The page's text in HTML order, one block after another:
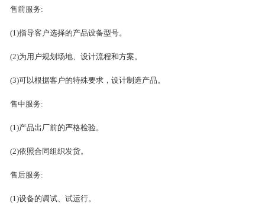
售前服务:
(1)指导客户选择的产品设备型号。
(2)为用户规划场地、设计流程和方案。
(3)可以根据客户的特殊要求，设计制造产品。
售中服务:
(1)产品出厂前的严格检验。
(2)依照合同组织发货。
售后服务:
(1)设备的调试、试运行。